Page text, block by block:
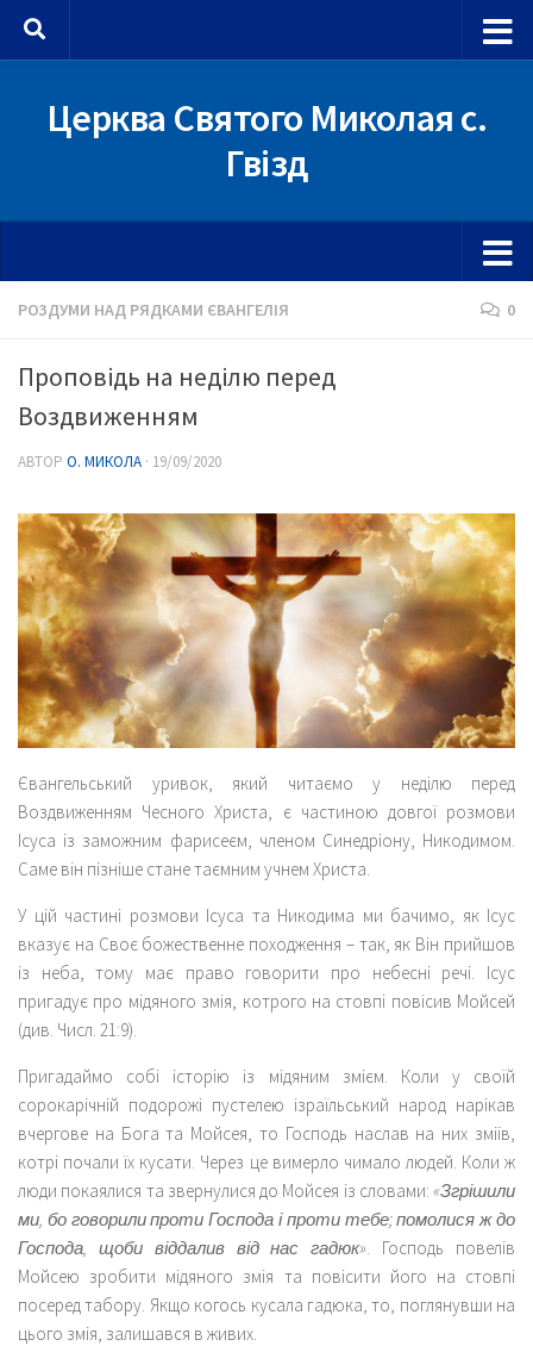
Skip to content
Церква Святого Миколая с.
Гвізд
РОЗДУМИ НАД РЯДКАМИ ЄВАНГЕЛІЯ 0
Проповідь на неділю перед
Воздвиженням
АВТОР О. МИКОЛА · 19/09/2020
Євангельський уривок, який читаємо у неділю перед
Воздвиженням Чесного Христа, є частиною довгої розмови
Ісуса із заможним фарисеєм, членом Синедріону, Никодимом.
Саме він пізніше стане таємним учнем Христа.
У цій частині розмови Ісуса та Никодима ми бачимо, як Ісус
вказує на Своє божественне походження – так, як Він прийшов
із неба, тому має право говорити про небесні речі. Ісус
пригадує про мідяного змія, котрого на стовпі повісив Мойсей
(див. Числ. 21:9).
Пригадаймо собі історію із мідяним змієм. Коли у своїй
сорокарічній подорожі пустелею ізраїльський народ нарікав
вчергове на Бога та Мойсея, то Господь наслав на них зміїв,
котрі почали їх кусати. Через це вимерло чимало людей. Коли ж
люди покаялися та звернулися до Мойсея із словами: «Згрішили
ми, бо говорили проти Господа і проти тебе; помолися ж до
Господа, щоби віддалив від нас гадюк». Господь повелів
Мойсею зробити мідяного змія та повісити його на стовпі
посеред табору. Якщо когось кусала гадюка, то, поглянувши на
цього змія, залишався в живих.